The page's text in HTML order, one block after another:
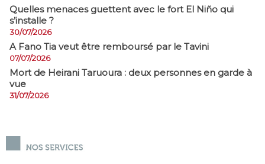
Quelles menaces guettent avec le fort El Niño qui
s’installe ?
30/07/2026
A Fano Tia veut être remboursé par le Tavini
07/07/2026
Mort de Heirani Taruoura : deux personnes en garde à
vue
31/07/2026